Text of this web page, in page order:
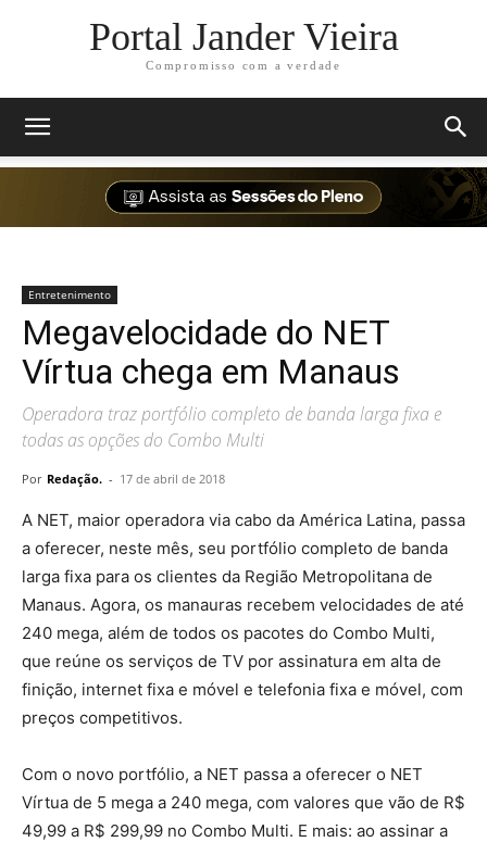
Portal Jander Vieira
Compromisso com a verdade
Entretenimento
Megavelocidade do NET
Vírtua chega em Manaus
Operadora traz portfólio completo de banda larga fixa e
todas as opções do Combo Multi
Por Redação. - 17 de abril de 2018
A NET, maior operadora via cabo da América Latina, passa
a oferecer, neste mês, seu portfólio completo de banda
larga fixa para os clientes da Região Metropolitana de
Manaus. Agora, os manauras recebem velocidades de até
240 mega, além de todos os pacotes do Combo Multi,
que reúne os serviços de TV por assinatura em alta de
finição, internet fixa e móvel e telefonia fixa e móvel, com
preços competitivos.
Com o novo portfólio, a NET passa a oferecer o NET
Vírtua de 5 mega a 240 mega, com valores que vão de R$
49,99 a R$ 299,99 no Combo Multi. E mais: ao assinar a